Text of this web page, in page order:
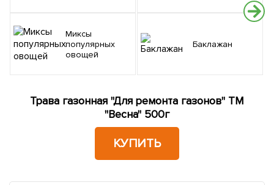
Миксы
популярных
овощей
Баклажан
Трава газонная "Для ремонта газонов" ТМ
"Весна" 500г
КУПИТЬ